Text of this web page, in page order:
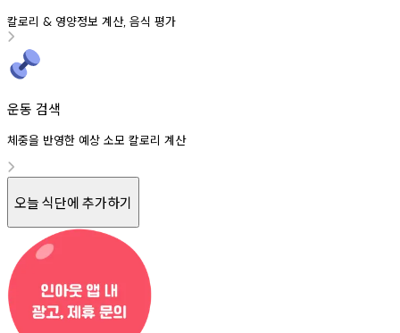
칼로리 & 영양정보 계산, 음식 평가
운동 검색
체중을 반영한 예상 소모 칼로리 계산
오늘 식단에 추가하기